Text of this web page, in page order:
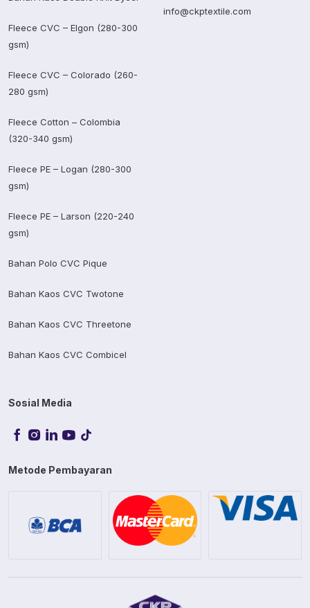
Fleece CVC – Elgon (280-300
gsm)
Fleece CVC – Colorado (260-
280 gsm)
Fleece Cotton – Colombia
(320-340 gsm)
Fleece PE – Logan (280-300
gsm)
Fleece PE – Larson (220-240
gsm)
Bahan Polo CVC Pique
Bahan Kaos CVC Twotone
Bahan Kaos CVC Threetone
Bahan Kaos CVC Combicel
info@ckptextile.com
Sosial Media
Metode Pembayaran